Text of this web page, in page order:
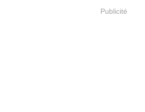
Publicité